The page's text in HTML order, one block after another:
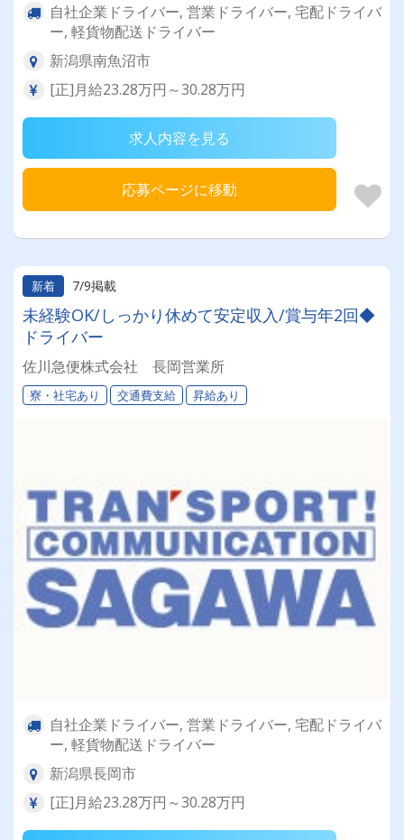
自社企業ドライバー, 営業ドライバー, 宅配ドライバ
ー, 軽貨物配送ドライバー
新潟県南魚沼市
[正]月給23.28万円～30.28万円
求人内容を見る
応募ページに移動
新着 7/9掲載
未経験OK/しっかり休めて安定収入/賞与年2回◆
ドライバー
佐川急便株式会社 長岡営業所
寮・社宅あり 交通費支給 昇給あり
自社企業ドライバー, 営業ドライバー, 宅配ドライバ
ー, 軽貨物配送ドライバー
新潟県長岡市
[正]月給23.28万円～30.28万円